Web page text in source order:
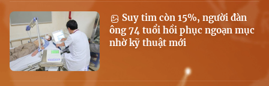
Suy tim còn 15%, người đàn
ông 74 tuổi hồi phục ngoạn mục
nhờ kỹ thuật mới